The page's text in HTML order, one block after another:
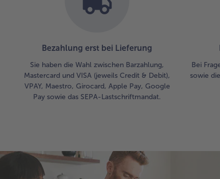
Bezahlung erst bei Lieferung
Sie haben die Wahl zwischen Barzahlung,
Mastercard und VISA (jeweils Credit & Debit),
VPAY, Maestro, Girocard, Apple Pay, Google
Pay sowie das SEPA-Lastschriftmandat.
Bei
sowie